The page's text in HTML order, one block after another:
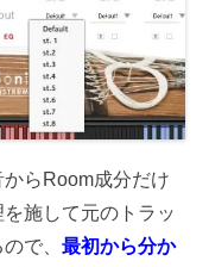
らRoom成分だけ
施して元のトラッ
で、 最初から分か